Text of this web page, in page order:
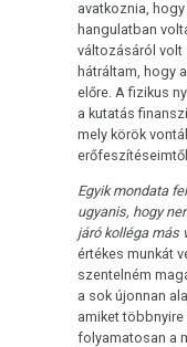
avatkoznia,
hangulatban
változásáról volt
hátráltam, hogy
előre. A fizikus
a kutatás
mely körök
erőfeszítéseimtől.
Egyik mondata
ugyanis, hogy
járó kolléga más
értékes munkát
szentelném
a sok újonnan
amiket
folyamatosan a